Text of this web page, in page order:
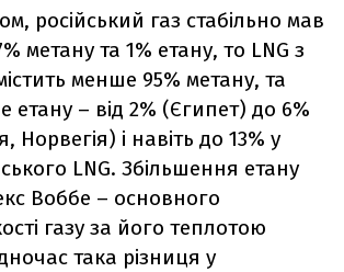
російський газ стабільно мав
метану та 1% етану, то LNG з
менше 95% метану, та
етану – від 2% (Єгипет) до 6%
Норвегія) і навіть до 13% у
LNG. Збільшення етану
Воббе – основного
газу за його теплотою
така різниця у